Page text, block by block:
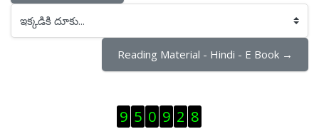
ఇక్కడికి దూకు...
Reading Material - Hindi - E Book →
Visitor Counter ను తప్పించు
9 5 0 9 2 8